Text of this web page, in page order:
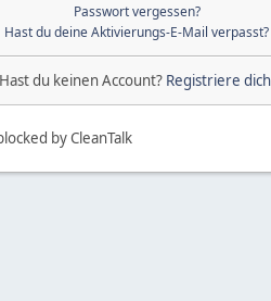
Passwort vergessen?
Hast du deine Aktivierungs-E-Mail verpasst?
Hast du keinen Account? Registriere dich
by CleanTalk